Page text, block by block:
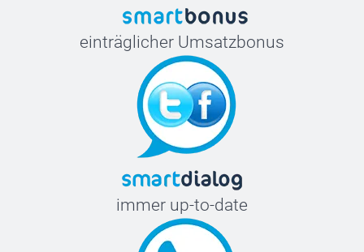
einträglicher Umsatzbonus
immer up-to-date